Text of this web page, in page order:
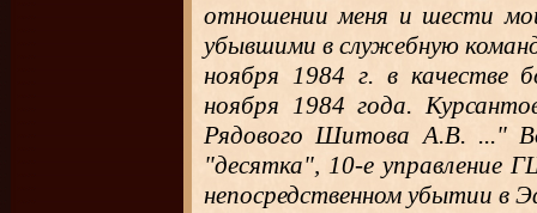
отношении меня и шести
убывшими в служебную
ноября 1984 г. в качестве
ноября 1984 года.
Рядового Шитова А.В. ..."
"десятка", 10-е управление
непосредственном убытии в